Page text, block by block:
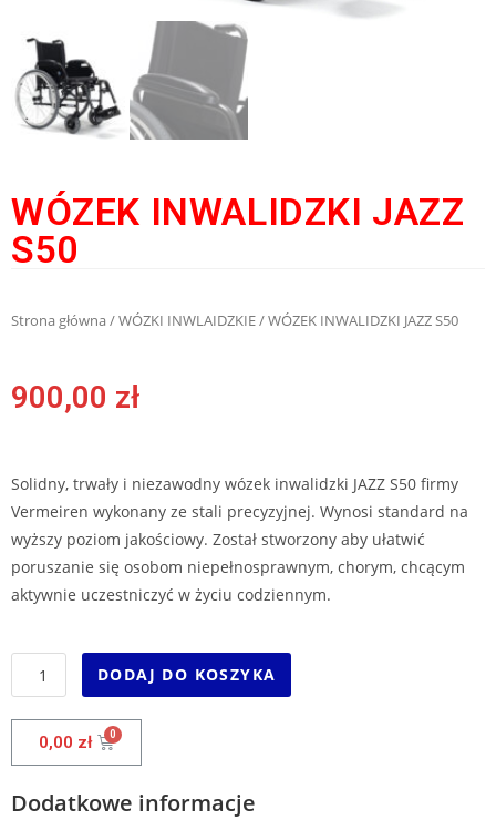
WÓZEK INWALIDZKI JAZZ
S50
Strona główna/WÓZKI INWLAIDZKIE/ WÓZEK INWALIDZKI JAZZ S50
900,00 zł
Solidny, trwały i niezawodny wózek inwalidzki JAZZ S50 firmy
Vermeiren wykonany ze stali precyzyjnej. Wynosi standard na
wyższy poziom jakościowy. Został stworzony aby ułatwić
poruszanie się osobom niepełnosprawnym, chorym, chcącym
aktywnie uczestniczyć w życiu codziennym.
DODAJ DO KOSZYKA
0,00 zł
Dodatkowe informacje